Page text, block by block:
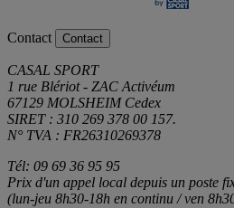
Contact Contact
CASAL SPORT
1 rue Blériot - ZAC Activéum
67129 MOLSHEIM Cedex
SIRET : 310 269 378 00 157.
N° TVA : FR26310269378
Tél: 09 69 36 95 95
Prix d'un appel local depuis un poste
(lun-jeu 8h30-18h en continu / ven